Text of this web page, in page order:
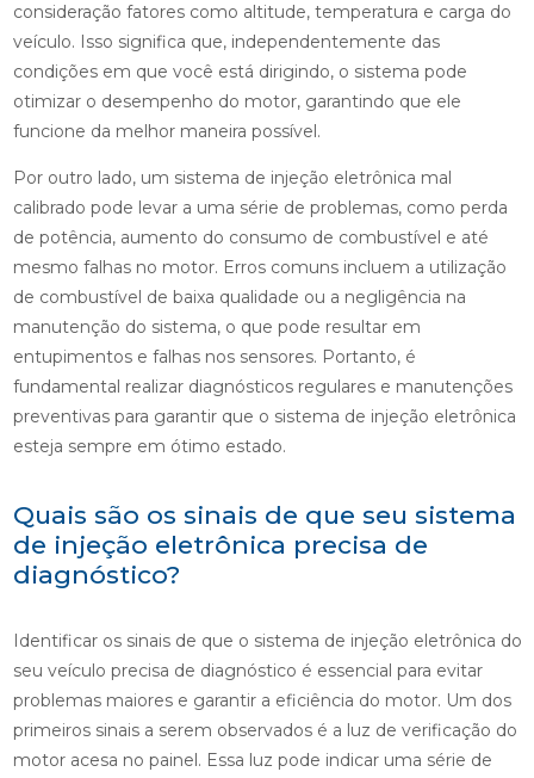
consideração fatores como altitude, temperatura e carga do
veículo. Isso significa que, independentemente das
condições em que você está dirigindo, o sistema pode
otimizar o desempenho do motor, garantindo que ele
funcione da melhor maneira possível.
Por outro lado, um sistema de injeção eletrônica mal
calibrado pode levar a uma série de problemas, como perda
de potência, aumento do consumo de combustível e até
mesmo falhas no motor. Erros comuns incluem a utilização
de combustível de baixa qualidade ou a negligência na
manutenção do sistema, o que pode resultar em
entupimentos e falhas nos sensores. Portanto, é
fundamental realizar diagnósticos regulares e manutenções
preventivas para garantir que o sistema de injeção eletrônica
esteja sempre em ótimo estado.
Quais são os sinais de que seu sistema
de injeção eletrônica precisa de
diagnóstico?
Identificar os sinais de que o sistema de injeção eletrônica do
seu veículo precisa de diagnóstico é essencial para evitar
problemas maiores e garantir a eficiência do motor. Um dos
primeiros sinais a serem observados é a luz de verificação do
motor acesa no painel. Essa luz pode indicar uma série de